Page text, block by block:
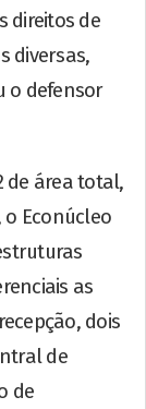
direitos de
diversas,
o defensor
de área total,
Econúcleo
as
dois
de
de